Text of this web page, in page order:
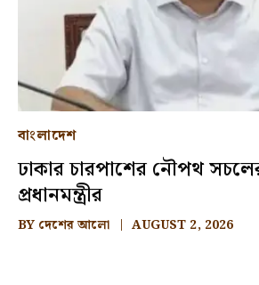
বাংলাদেশ
ঢাকার চারপাশের নৌপথ
প্রধানমন্ত্রীর
BY দেশের আলো AUGUST 2, 2026